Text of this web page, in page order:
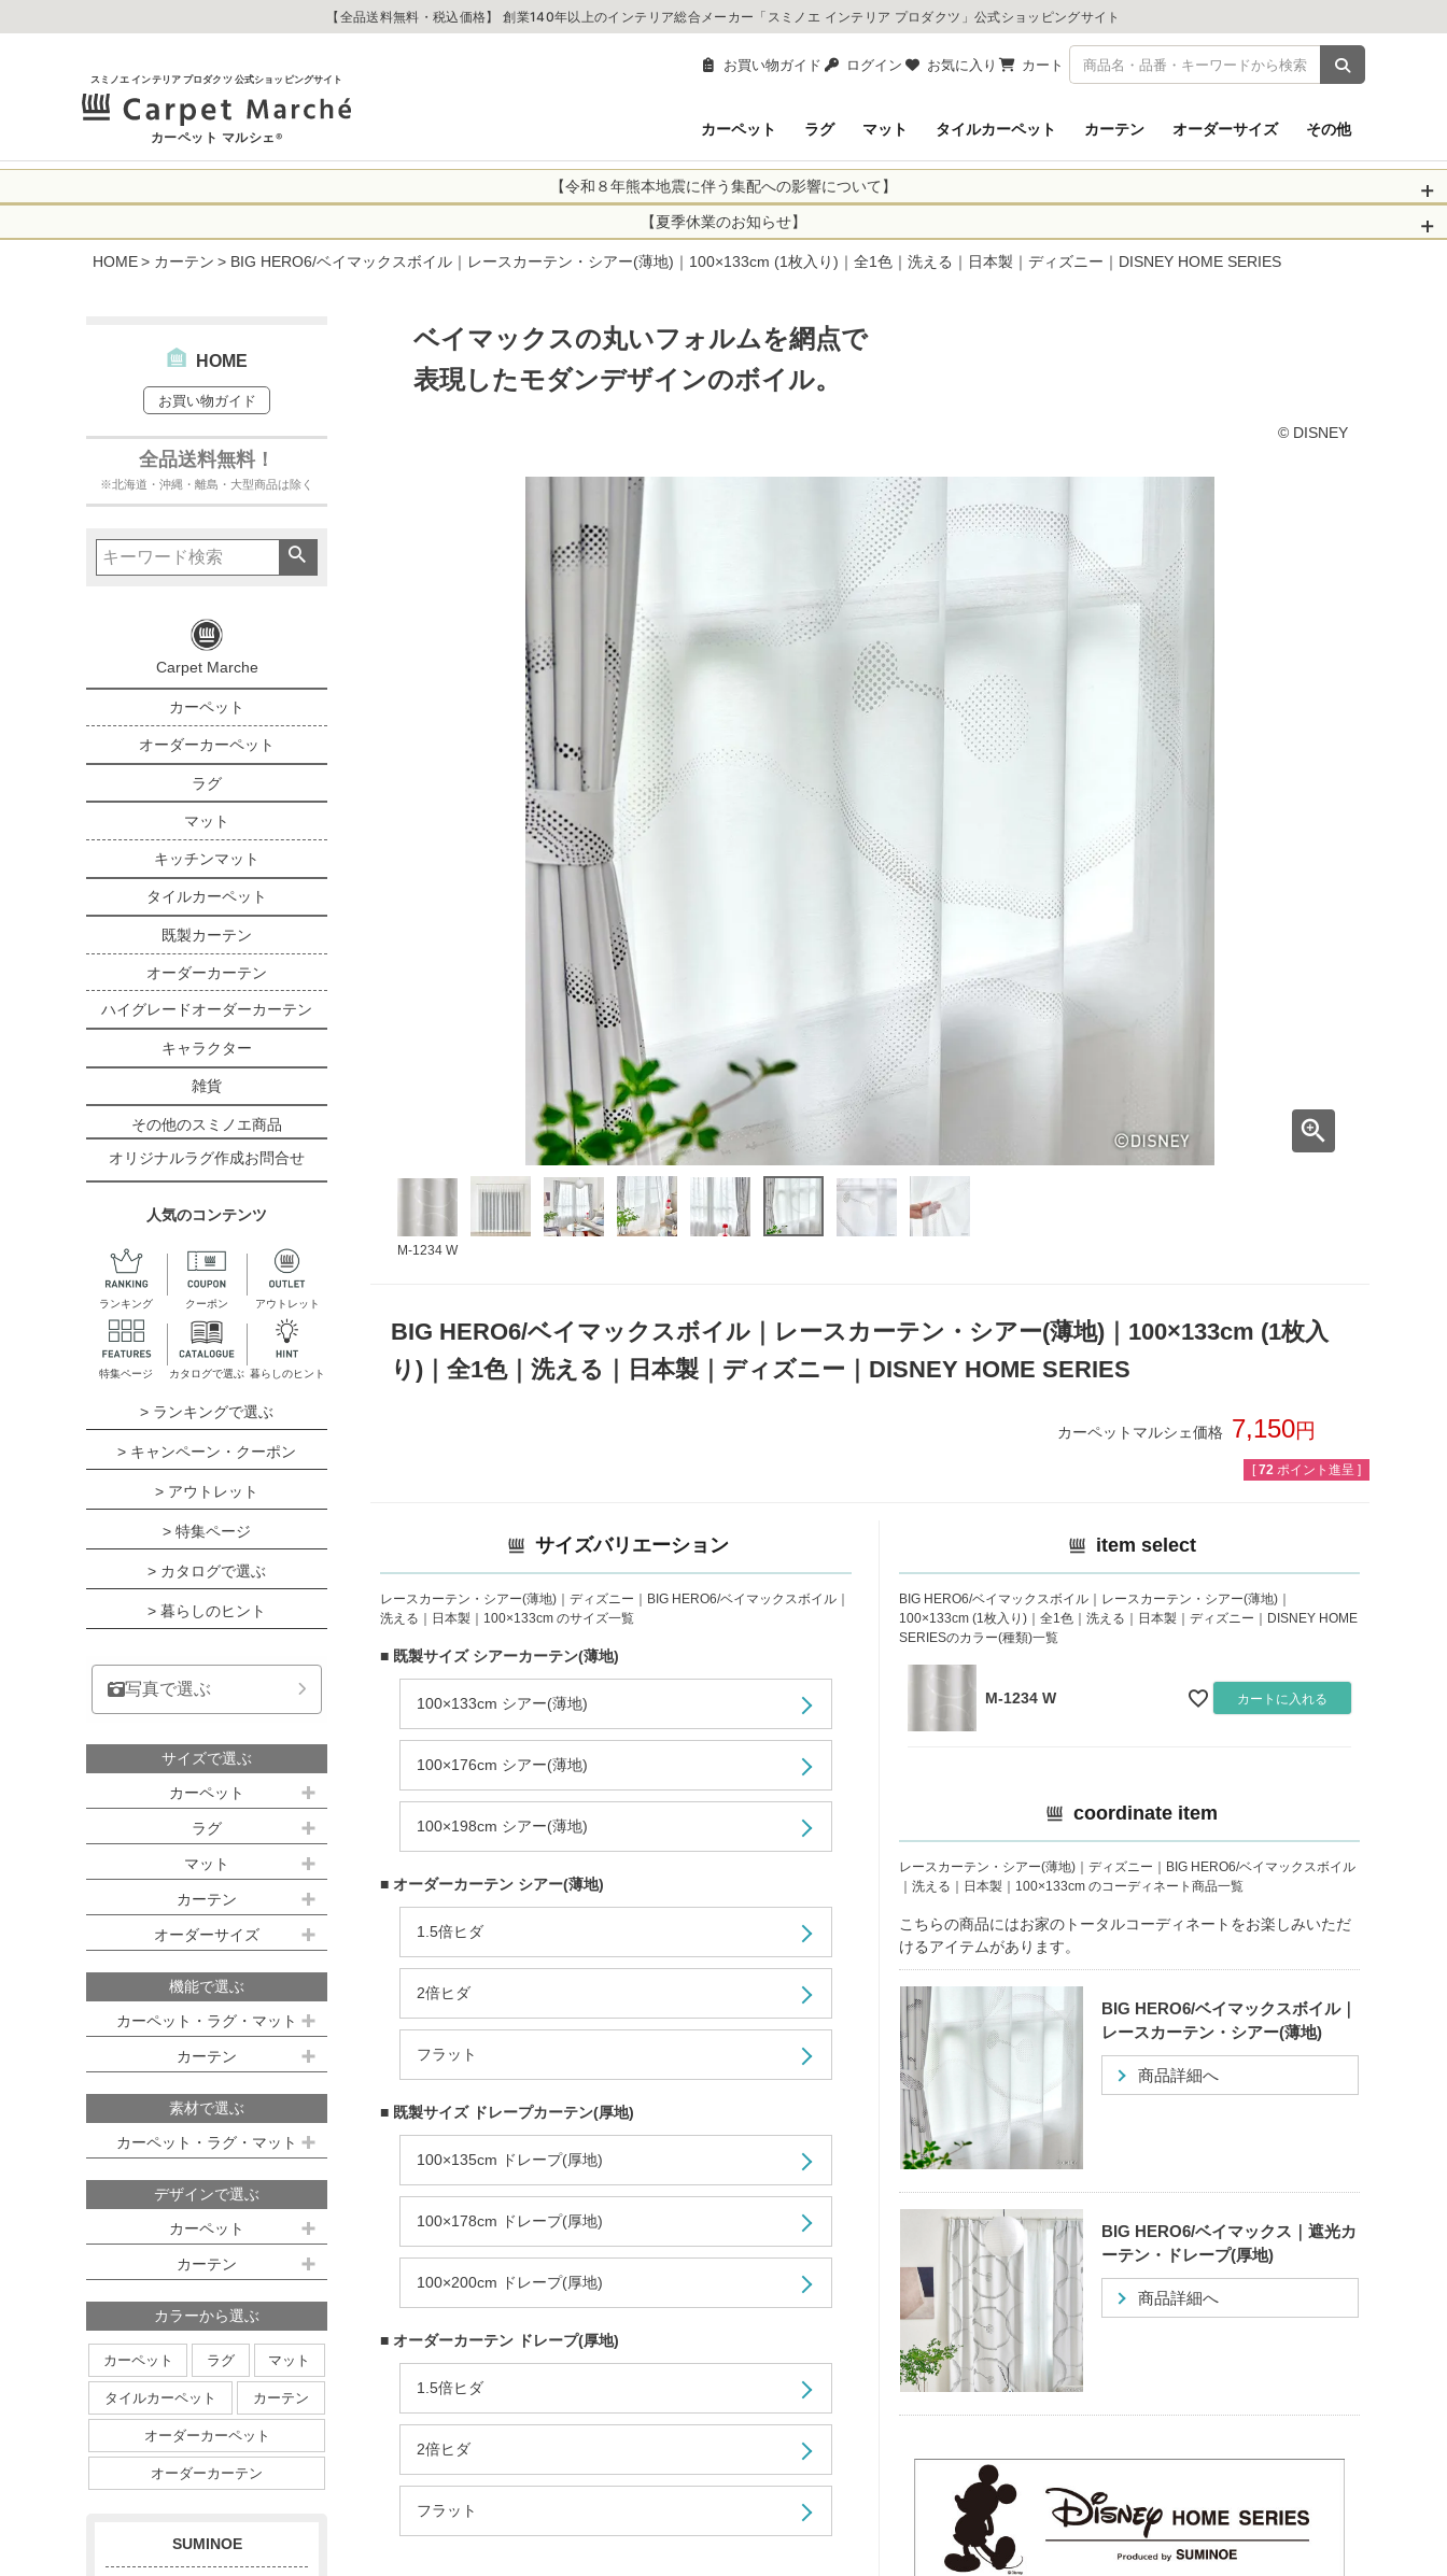
【全品送料無料・税込価格】 創業140年以上のインテリア総合メーカー「スミノエ インテリア プロダクツ」公式ショッピングサイト
お買い物ガイド ログイン お気に入り カート 商品を検索
スミノエ インテリア プロダクツ 公式ショッピングサイト
カーペット マルシェ® カーペット ラグ マット タイルカーペット カーテン オーダーサイズ その他
【令和８年熊本地震に伴う集配への影響について】
令和8年熊本地震により、お亡くなりになられた方々に深く哀悼の意を表しますとともに、被災された皆さま
に心よりお見舞い申し上げます。 この地震の影響により、現在、一部地域を発着するお荷物のお届けに遅れが
生じております。
・全国から九州あてのお荷物
・九州から全国あてのお荷物
【夏季休業のお知らせ】
当店は は2026年8月11日(火)～2026年8月16日(日) までの期間を休業とさせて頂きます。
出荷センターも休業となりますため、休業期間中のご注文商品の出荷は
HOME カーテン BIG HERO6/ベイマックスボイル｜レースカーテン・シアー(薄地)｜100×133cm (1枚入り)｜全1色｜洗える｜日本製｜ディズニー｜DISNEY HOME SERIES
HOME
お買い物ガイド
全品送料無料！
※北海道・沖縄・離島・大型商品は除く
Carpet Marche
カーペット
オーダーカーペット
ラグ
マット
キッチンマット
タイルカーペット
既製カーテン
オーダーカーテン
ハイグレードオーダーカーテン
キャラクター
雑貨
その他のスミノエ商品
オリジナルラグ作成お問合せ
人気のコンテンツ
ランキング クーポン アウトレット
特集ページ カタログで選ぶ 暮らしのヒント
> ランキングで選ぶ
> キャンペーン・クーポン
> アウトレット
> 特集ページ
> カタログで選ぶ
> 暮らしのヒント
写真で選ぶ
サイズで選ぶ
カーペット
江戸間サイズ(3畳～10畳)
江戸間 3畳(176x261cm)
江戸間 4.5畳(261x261cm)
江戸間 6畳(261x352cm)
江戸間 8畳(352x352cm)
江戸間 10畳(352x440cm)
本間サイズ(3畳～8畳)
本間 3畳(191x286cm)
本間 8畳(382x382cm)
その他のサイズ
廊下敷き
ラグ
約100ｘ140cm
約140ｘ200cm(約1.5畳)
約160ｘ230cm(約2畳)
約200ｘ250cm(約3畳)
約200ｘ300cm(約3.5畳)
約250ｘ250cm
約250ｘ350cm
約300ｘ300cm
約300ｘ350cm
約350ｘ350cm
約350ｘ400cm
約350ｘ450cm
約350ｘ500cm
円形サイズ
ダイニングサイズ
マット
キッチンマット
デスクマット
カーテン
既製サイズ ドレープ(厚地)
100ｘ135cm
100ｘ178cm
100ｘ200cm
100ｘ133cm
100ｘ176cm
100ｘ198cm
オーダーサイズ
オーダーカーペット
オーダーキッチンマット
オーダーカーペットの測り方
オーダーカーテンの測り方
機能で選ぶ
カーペット・ラグ・マット
防炎 防音
消臭
すべり止め
遊び毛防止
アレルブロック
制電
日本製
ホットカーペット・床暖房対応
カーテン
洗える 遮光
防炎
アレルブロック
形態安定加工
形状記憶加工
日本製
素材で選ぶ
カーペット・ラグ・マット
ナイロン
ウール
デザインで選ぶ
カーペット
ストライプ＆ボーダー
円形
カーテン
北欧デザイン
ナチュラルデザイン
無地・無地調
抽象柄
花柄
植物柄
鳥・動物
ストライプ・ボーダー
チェック
ドット
サークル
カラーから選ぶ
カーペット ラグ マット
タイルカーペット カーテン
オーダーカーペット
オーダーカーテン
SUMINOE
ベイマックスの丸いフォルムを網点で
表現したモダンデザインのボイル。
© DISNEY
M-1234 W
BIG HERO6/ベイマックスボイル｜レースカーテン・シアー(薄地)｜100×133cm (1枚入
り)｜全1色｜洗える｜日本製｜ディズニー｜DISNEY HOME SERIES
カーペットマルシェ価格 7,150
[ 72 ポイント進呈 ]
サイズバリエーション
レースカーテン・シアー(薄地)｜ディズニー｜BIG HERO6/ベイマックスボイル｜
洗える｜日本製｜100×133cm のサイズ一覧
■ 既製サイズ シアーカーテン(薄地)
100×133cm シアー(薄地)
100×176cm シアー(薄地)
100×198cm シアー(薄地)
■ オーダーカーテン シアー(薄地)
1.5倍ヒダ
2倍ヒダ
フラット
■ 既製サイズ ドレープカーテン(厚地)
100×135cm ドレープ(厚地)
100×178cm ドレープ(厚地)
100×200cm ドレープ(厚地)
■ オーダーカーテン ドレープ(厚地)
1.5倍ヒダ
2倍ヒダ
フラット
item select
BIG HERO6/ベイマックスボイル｜レースカーテン・シアー(薄地)｜
100×133cm (1枚入り)｜全1色｜洗える｜日本製｜ディズニー｜DISNEY HOME
SERIESのカラー(種類)一覧
M-1234 W カートに入れる
coordinate item
レースカーテン・シアー(薄地)｜ディズニー｜BIG HERO6/ベイマックスボイル
｜洗える｜日本製｜100×133cm のコーディネート商品一覧
こちらの商品にはお家のトータルコーディネートをお楽しみいただ
けるアイテムがあります。
BIG HERO6/ベイマックスボイル｜
レースカーテン・シアー(薄地)
商品詳細へ
BIG HERO6/ベイマックス｜遮光カ
ーテン・ドレープ(厚地)
商品詳細へ